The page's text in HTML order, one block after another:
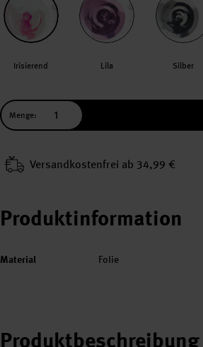
Irisierend Lila Silber
Menge:
Versand­kosten­frei ab 34,99 €
Produktinformation
Material Folie
Produktbeschreibung